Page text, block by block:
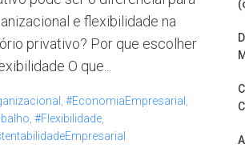
e flexibilidade na
privativo? Por que escolher
O que...
#EconomiaEmpresarial
#Flexibilidade